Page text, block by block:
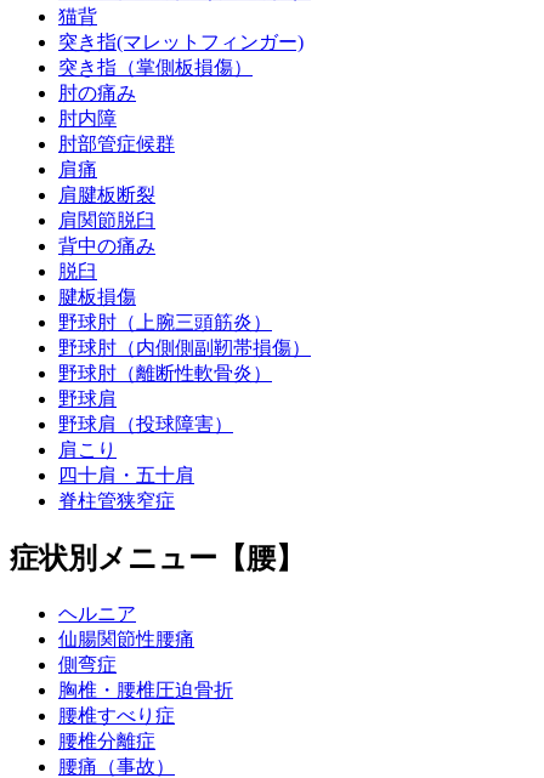
猫背
突き指(マレットフィンガー)
突き指（掌側板損傷）
肘の痛み
肘内障
肘部管症候群
肩痛
肩腱板断裂
肩関節脱臼
背中の痛み
脱臼
腱板損傷
野球肘（上腕三頭筋炎）
野球肘（内側側副靭帯損傷）
野球肘（離断性軟骨炎）
野球肩
野球肩（投球障害）
肩こり
四十肩・五十肩
脊柱管狭窄症
症状別メニュー【腰】
ヘルニア
仙腸関節性腰痛
側弯症
胸椎・腰椎圧迫骨折
腰椎すべり症
腰椎分離症
腰痛（事故）